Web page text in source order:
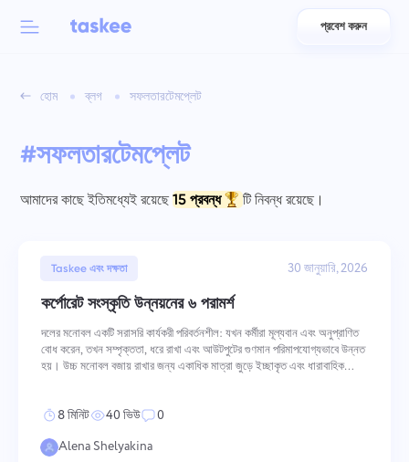
العربية
Azərbaycan
日本語
Deutsch
প্রবেশ করুন
হোম ব্লগ সফলতারটেমপ্লেট
#সফলতারটেমপ্লেট
আমাদের কাছে ইতিমধ্যেই রয়েছে 15 প্রবন্ধ টি নিবন্ধ রয়েছে।
Taskee এবং দক্ষতা 30 জানুয়ারি, 2026
কর্পোরেট সংস্কৃতি উন্নয়নের ৬ পরামর্শ
দলের মনোবল একটি সরাসরি কার্যকরী পরিবর্তনশীল: যখন কর্মীরা মূল্যবান এবং অনুপ্রাণিত
বোধ করেন, তখন সম্পৃক্ততা, ধরে রাখা এবং আউটপুটের গুণমান পরিমাপযোগ্যভাবে উন্নত
হয়। উচ্চ মনোবল বজায় রাখার জন্য একাধিক মাত্রা জুড়ে ইচ্ছাকৃত এবং ধারাবাহিক
8 মিনিট 40 ভিউ
0
Alena Shelyakina
Taskee বৈশিষ্ট্য
সম্পর্কে জানুন 7 আরও অনুপ্রেরণামূলক বৈশিষ্ট্যসমূহ
ট্র্যাকিং সময়
কাজের সময় ট্র্যাক করুন, সহকর্মীদের নিরীক্ষণ করুন এবং সময় ম্যানুয়ালি যোগ করুন
একটি কাজ তৈরি করুন, সহকর্মীদের সাথে কাজ করুন এবং এটি শেষ হলে বন্ধ করুন
শিল্প